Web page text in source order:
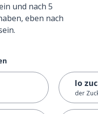
und nach 5
eben nach
lo
der